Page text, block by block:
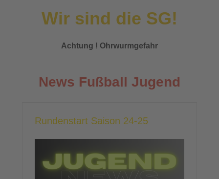
Wir sind die SG!
Achtung ! Ohrwurmgefahr
News Fußball Jugend
Rundenstart Saison 24-25